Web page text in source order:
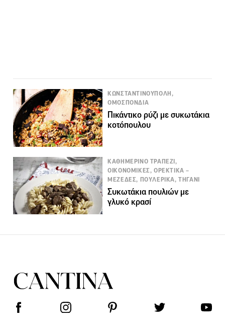
ΚΩΝΣΤΑΝΤΙΝΟΥΠΟΛΗ,
ΟΜΟΣΠΟΝΔΙΑ
Πικάντικο ρύζι με συκωτάκια
κοτόπουλου
ΚΑΘΗΜΕΡΙΝΟ ΤΡΑΠΕΖΙ,
ΟΙΚΟΝΟΜΙΚΕΣ, ΟΡΕΚΤΙΚΑ –
ΜΕΖΕΔΕΣ, ΠΟΥΛΕΡΙΚΑ, ΤΗΓΑΝΙ
Συκωτάκια πουλιών με
γλυκό κρασί